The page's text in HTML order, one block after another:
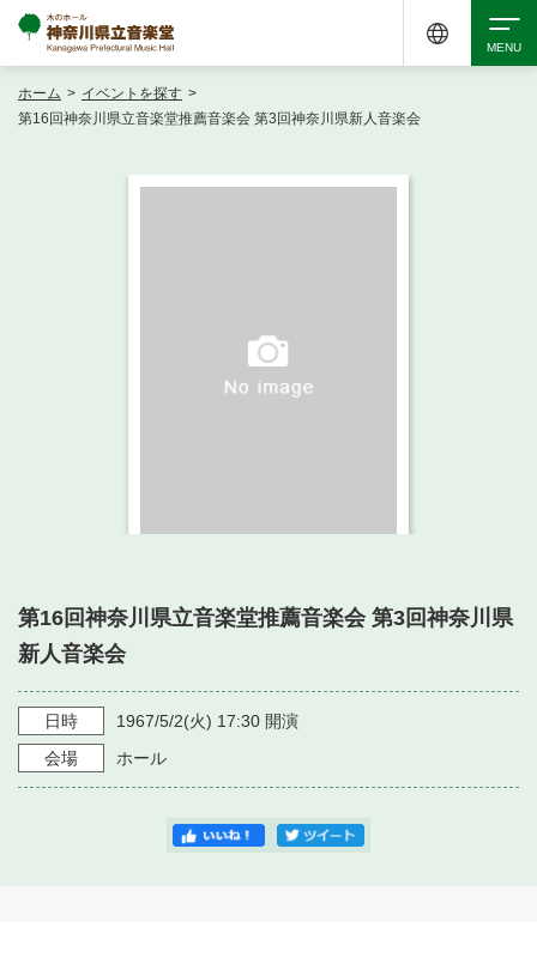
・ フロアマップ
・ よくある質問
・ 空き状況
・ 利用料金
・ 音楽堂のご案内
・ フロアマップ
・ 芸術参与
神奈川県立音楽堂
SNS
ホーム > イベントを探す >
第16回神奈川県立音楽堂推薦音楽会 第3回神奈川県新人音楽会
第16回神奈川県立音楽堂推薦音楽会 第3回神奈川県
新人音楽会
日時 1967/5/2(火) 17:30 開演
会場
ホール